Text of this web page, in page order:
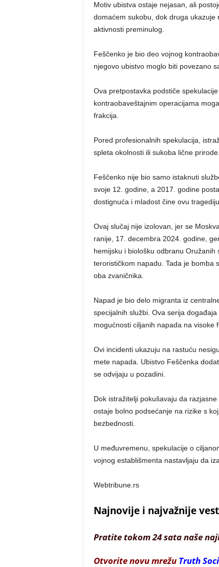
Motiv ubistva ostaje nejasan, ali
domaćem sukobu, dok druga
aktivnosti preminulog.
Feščenko je bio deo vojnog
njegovo ubistvo moglo biti povezano
Ova pretpostavka podstiče
kontraobaveštajnim operacijama
frakcija.
Pored profesionalnih spekulacija,
spleta okolnosti ili sukoba lične prirode.
Feščenko nije bio samo istaknuti
svoje 12. godine, a 2017. godine
dostignuća i mladost čine ovu
Ovaj slučaj nije izolovan, jer se
ranije, 17. decembra 2024. godine,
hemijsku i biološku odbranu
terorističkom napadu. Tada je bomba
oba zvaničnika.
Napad je bio delo migranta iz
specijalnih službi. Ova serija
mogućnosti ciljanih napada na visoke
Ovi incidenti ukazuju na rastuću
mete napada. Ubistvo Feščenka
se odvijaju u pozadini.
Dok istražitelji pokušavaju da
ostaje bolno podsećanje na rizike s
bezbednosti.
U međuvremenu, spekulacije o
vojnog establišmenta nastavljaju da
Webtribune.rs
Najnovije i najvažnije
Pratite tokom 24 sata naše
Otvorite novu mrežu Truth